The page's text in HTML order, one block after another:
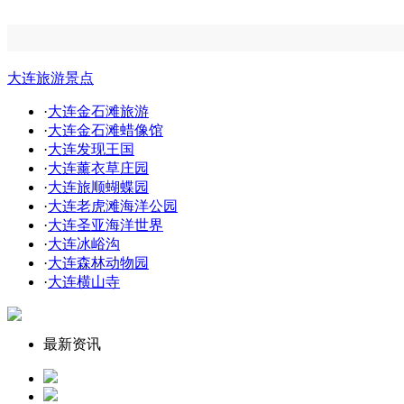
大连旅游景点
·大连金石滩旅游
·大连金石滩蜡像馆
·大连发现王国
·大连薰衣草庄园
·大连旅顺蝴蝶园
·大连老虎滩海洋公园
·大连圣亚海洋世界
·大连冰峪沟
·大连森林动物园
·大连横山寺
最新资讯